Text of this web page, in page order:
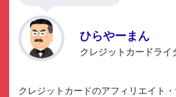
ひらやーまん
クレジットカードライ
クレジットカードのアフィリエイト